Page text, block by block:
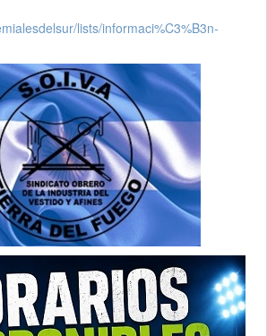
lists/informaci%C3%B3n-